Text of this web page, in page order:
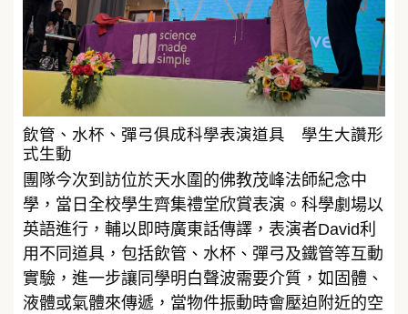
飲管、水杯、彈弓俱成科學表演道具 學生大讚形
式生動
團隊今次到訪位於天水圍的佛教茂峰法師紀念中
學，當日全校學生齊集禮堂欣賞表演。科學劇場以
英語進行，輔以即時廣東話傳譯，表演者David利
用不同道具，包括飲管、水杯、彈弓及鐵管等互動
實驗，進一步讓同學明白聲波需要介質，如固體、
液體或氣體來傳遞，當物件振動時會壓迫附近的空